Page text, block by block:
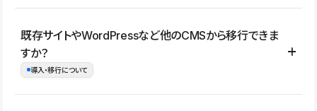
コーポレートサイト、サービスサイト、LP、採用サイト、ブロ
グ・メディア、イベントサイト、店舗・商品紹介サイト、ポートフ
ォリオなど幅広く制作できます。
既存サイトやWordPressなど他のCMSから移行できま
すか？
導入・移行について